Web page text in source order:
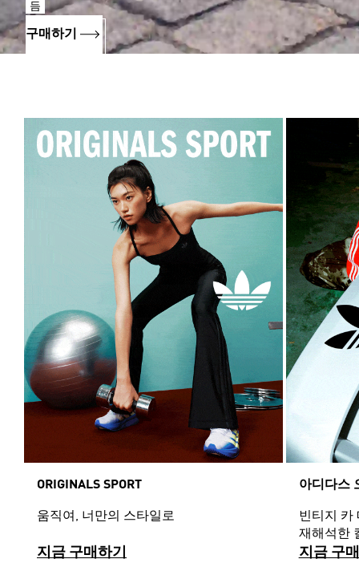
듬
구매하기
ORIGINALS SPORT
움직여, 너만의 스타일로
지금 구매하기
아디다스
빈티지 카
재해석한
지금 구